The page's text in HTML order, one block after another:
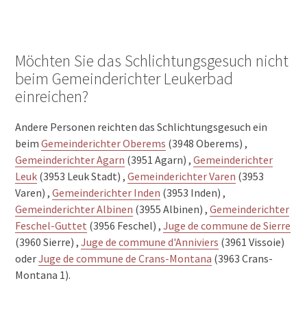
Möchten Sie das Schlichtungsgesuch nicht
beim Gemeinderichter Leukerbad
einreichen?
Andere Personen reichten das Schlichtungsgesuch ein
beimGemeinderichter Oberems (3948 Oberems) ,
Gemeinderichter Agarn (3951 Agarn) ,Gemeinderichter
Leuk (3953 Leuk Stadt) ,Gemeinderichter Varen (3953
Varen) ,Gemeinderichter Inden (3953 Inden) ,
Gemeinderichter Albinen (3955 Albinen) ,Gemeinderichter
Feschel-Guttet (3956 Feschel) ,Juge de commune de Sierre
(3960 Sierre) ,Juge de commune d'Anniviers (3961 Vissoie)
oderJuge de commune de Crans-Montana (3963 Crans-
Montana 1).